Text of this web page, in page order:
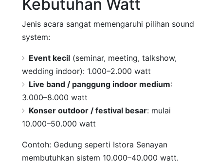
Kebutuhan Watt
Jenis acara sangat memengaruhi pilihan sound
system:
Event kecil (seminar, meeting, talkshow,
wedding indoor): 1.000–2.000 watt
Live band / panggung indoor medium:
3.000–8.000 watt
Konser outdoor / festival besar: mulai
10.000–50.000 watt
Contoh: Gedung seperti Istora Senayan
membutuhkan sistem 10.000–40.000 watt.